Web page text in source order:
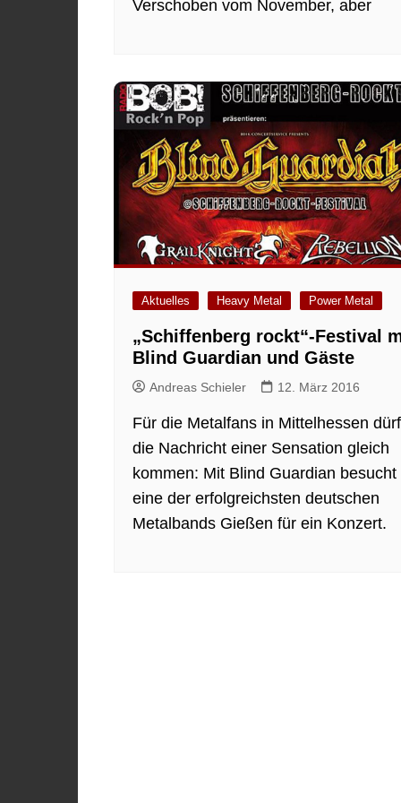
Verschoben vom November, aber
Aktuelles Heavy Metal Power Metal
„Schiffenberg rockt“-Festival
Blind Guardian und Gäste
Andreas Schieler 12. März 2016
Für die Metalfans in Mittelhessen
die Nachricht einer Sensation gleich
kommen: Mit Blind Guardian besucht
eine der erfolgreichsten deutschen
Metalbands Gießen für ein Konzert.